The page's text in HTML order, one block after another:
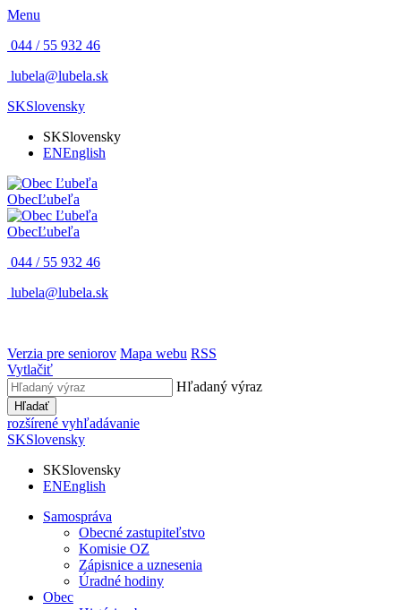
Menu
044 / 55 932 46
lubela@lubela.sk
SKSlovensky
SKSlovensky
ENEnglish
ObecĽubeľa
ObecĽubeľa
044 / 55 932 46
lubela@lubela.sk
Verzia pre seniorov Mapa webu RSS
Vytlačiť
Hľadaný výraz
Hľadať
rozšírené vyhľadávanie
SKSlovensky
SKSlovensky
ENEnglish
Samospráva
Obecné zastupiteľstvo
Komisie OZ
Zápisnice a uznesenia
Úradné hodiny
Obec